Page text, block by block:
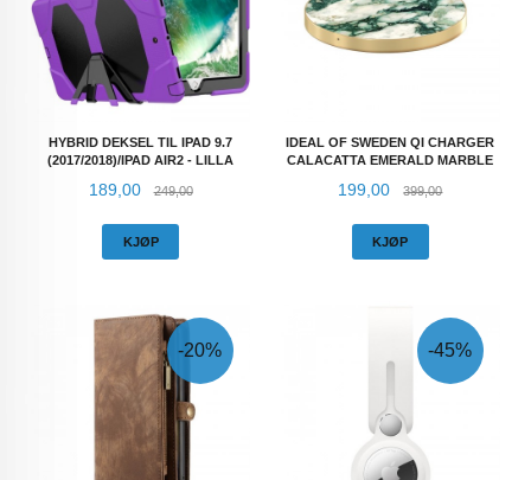
HYBRID DEKSEL TIL IPAD 9.7
(2017/2018)/IPAD AIR2 - LILLA
Tilbud
189,00 249,00Rabatt
KJØP
IDEAL OF SWEDEN QI CHARGER
CALACATTA EMERALD MARBLE
Tilbud
199,00 399,00Rabatt
KJØP
-20% -45%